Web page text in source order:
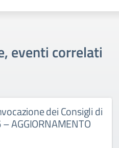
eventi correlati
dei Consigli di
AGGIORNAMENTO